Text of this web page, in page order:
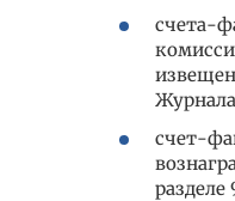
счета-
Журнала
счет-
разделе